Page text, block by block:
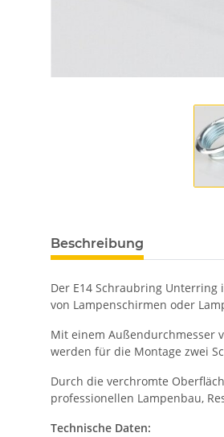
Beschreibung
Der E14 Schraubring
von Lampenschirmen oder
Mit einem Außendurchmesser
werden für die Montage zwei
Durch die verchromte
professionellen Lampenbau,
Technische Daten: